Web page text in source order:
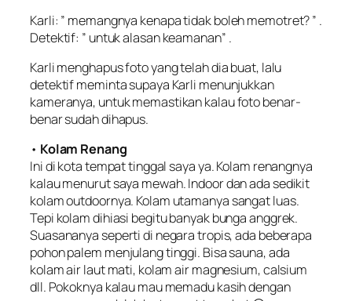
Karli: ” memangnya kenapa tidak boleh memotret? ” .
Detektif: ” untuk alasan keamanan” .
Karli menghapus foto yang telah dia buat, lalu
detektif meminta supaya Karli menunjukkan
kameranya, untuk memastikan kalau foto benar-
benar sudah dihapus.
• Kolam Renang
Ini di kota tempat tinggal saya ya. Kolam renangnya
kalau menurut saya mewah. Indoor dan ada sedikit
kolam outdoornya. Kolam utamanya sangat luas.
Tepi kolam dihiasi begitu banyak bunga anggrek.
Suasananya seperti di negara tropis, ada beberapa
pohon palem menjulang tinggi. Bisa sauna, ada
kolam air laut mati, kolam air magnesium, calsium
dll. Pokoknya kalau mau memadu kasih dengan